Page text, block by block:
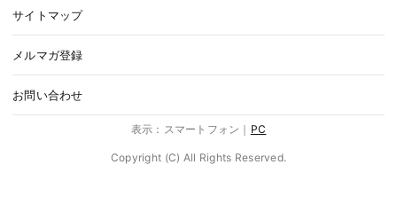
サイトマップ
メルマガ登録
お問い合わせ
表示：スマートフォン｜ PC
Copyright (C) All Rights Reserved.